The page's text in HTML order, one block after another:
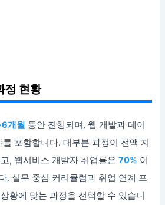
정 현황
개월 동안 진행되며, 웹 개발과 데이
포함합니다. 대부분 과정이 전액 지
, 웹서비스 개발자 취업률은70% 이
. 실무 중심 커리큘럼과 취업 연계 프
황에 맞는 과정을 선택할 수 있습니